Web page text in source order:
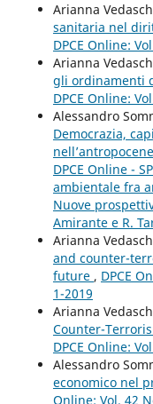
Arianna
sanitaria nel
DPCE Online:
Arianna
gli ordinamenti
DPCE Online:
Alessandro
Democrazia,
nell’antropocene
DPCE Online -
ambientale fra
Nuove
Amirante e R.
Arianna
and counter-
future , DPCE
1-2019
Arianna
Counter-
DPCE Online:
Alessandro
economico nel
Online: Vol. 42